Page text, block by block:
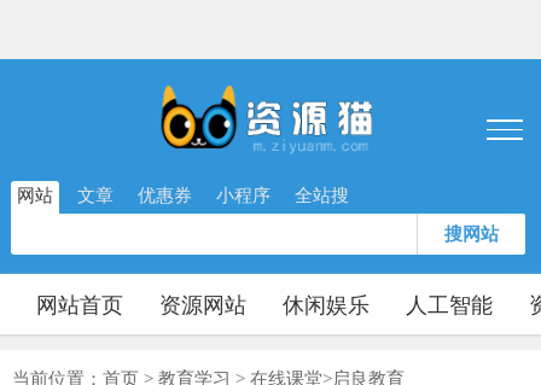
网站 文章 优惠券 小程序 全站搜
搜网站
网站首页 资源网站 休闲娱乐 人工智能
当前位置： 首页 > 教育学习 > 在线课堂>启良教育